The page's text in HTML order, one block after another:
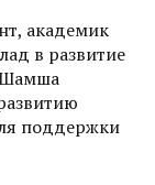
академик
в развитие
Шамша
поддержки